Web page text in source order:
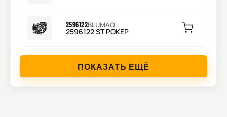
2596122BLUMAQ
2596122 ST РОКЕР
ПОКАЗАТЬ ЕЩЁ